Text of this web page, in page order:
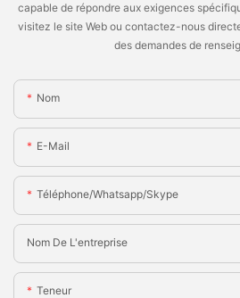
capable de répondre aux exigences
visitez le site Web ou contactez-nous
des demandes de
Nom
E-Mail
Téléphone/Whatsapp/Skype
Nom De L'entreprise
Teneur